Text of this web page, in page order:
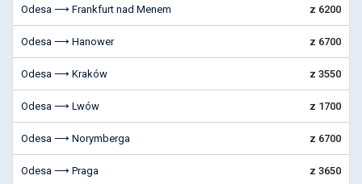
Odesa ⟶ Frankfurt nad Menem z 6200
Odesa ⟶ Hanower z 6700
Odesa ⟶ Kraków z 3550
Odesa ⟶ Lwów z 1700
Odesa ⟶ Norymberga z 6700
Odesa ⟶ Praga z 3650